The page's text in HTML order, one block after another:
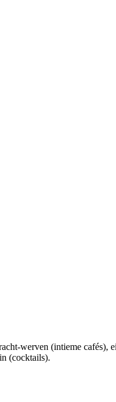
werven (intieme
(cocktails).